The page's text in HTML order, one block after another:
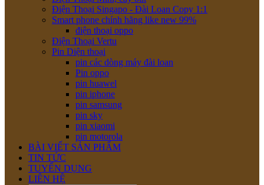
Điện Thoại Singapo - Đài Loan Copy 1:1
Smart phone chính hãng like new 99%
điện thoại oppo
Điện Thoại Vertu
Pin Diện thoại
pin các dòng máy đài loan
Pin oppo
pin huawel
pin iphone
pin samsung
pin sky
pin xiaomi
pin motorola
BÀI VIẾT SẢN PHẨM
TIN TỨC
TUYỂN DỤNG
LIÊN HỆ